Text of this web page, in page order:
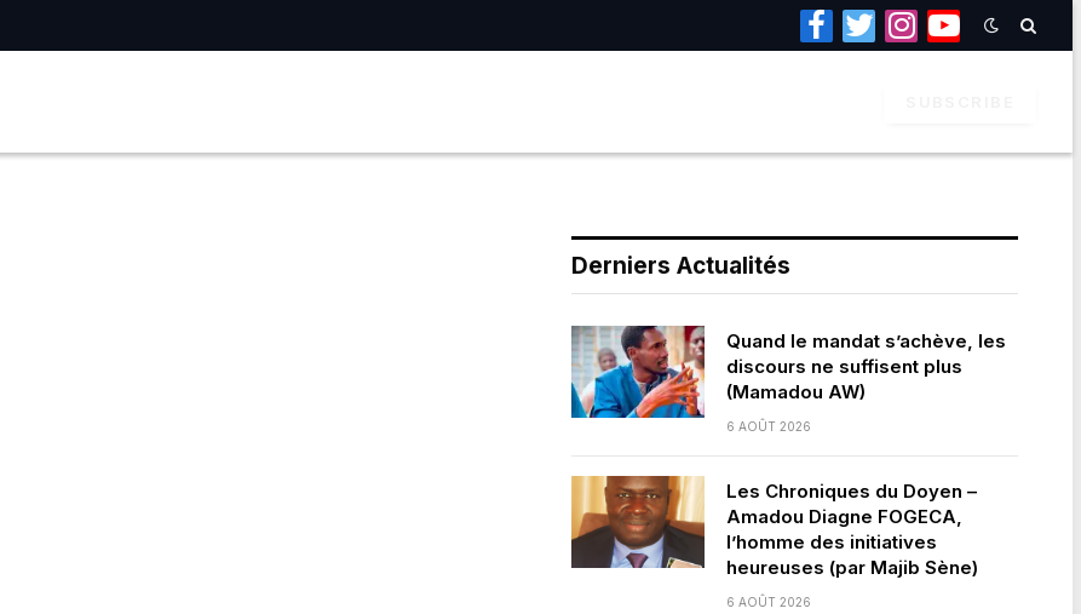
Facebook
TwitterInstagramYouTube
Derniers Actualités
Quand le mandat s’achève, les
discours ne suffisent plus
(Mamadou AW)
6 AOÛT 2026
Les Chroniques du Doyen –
Amadou Diagne FOGECA,
l’homme des initiatives
heureuses (par Majib Sène)
6 AOÛT 2026